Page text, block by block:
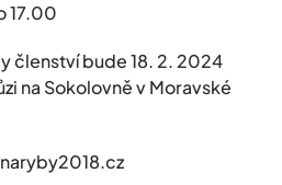
17.00
členství bude 18. 2. 2024
na Sokolovně v Moravské